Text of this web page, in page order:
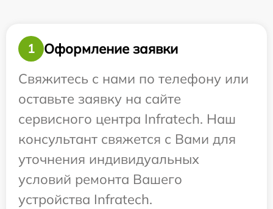
1
Оформление заявки
Свяжитесь с нами по телефону или
оставьте заявку на сайте
сервисного центра Infratech. Наш
консультант свяжется с Вами для
уточнения индивидуальных
условий ремонта Вашего
устройства Infratech.